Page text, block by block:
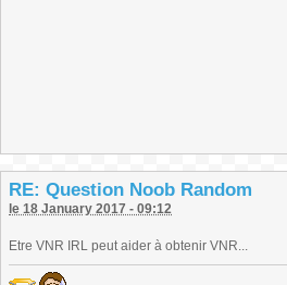
RE: Question Noob Random
le 18 January 2017 - 09:12
Etre VNR IRL peut aider à obtenir VNR...